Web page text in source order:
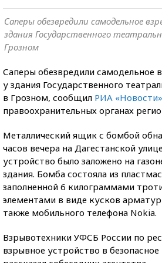
Саперы обезвредили самодельное
здания Государственного
Грозном
Саперы обезвредили самодельное
у здания Государственного
в Грозном, сообщил РИА «Новости»
правоохранительных органах
Металлический ящик с бомбой
часов вечера на Дагестанской
устройство было заложено на
здания. Бомба состояла из
заполненной 6 килограммами
элементами в виде кусков
также мобильного телефона Nokia.
Взрывотехники УФСБ России по
взрывное устройство в